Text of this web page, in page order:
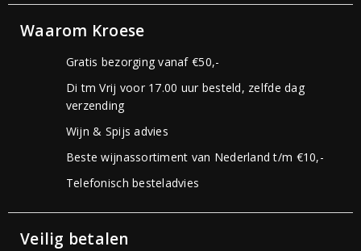
Waarom Kroese
Gratis bezorging vanaf €50,-
Di tm Vrij voor 17.00 uur besteld, zelfde dag
verzending
Wijn & Spijs advies
Beste wijnassortiment van Nederland t/m €10,-
Telefonisch besteladvies
Veilig betalen